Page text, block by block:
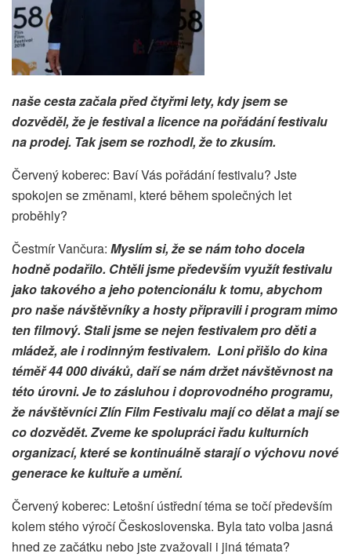
naše cesta začala před čtyřmi lety, kdy jsem se
dozvěděl, že je festival a licence na pořádání festivalu
na prodej. Tak jsem se rozhodl, že to zkusím.
Červený koberec: Baví Vás pořádání festivalu? Jste
spokojen se změnami, které během společných let
proběhly?
Čestmír Vančura: Myslím si, že se nám toho docela
hodně podařilo. Chtěli jsme především využít festivalu
jako takového a jeho potencionálu k tomu, abychom
pro naše návštěvníky a hosty připravili i program mimo
ten filmový. Stali jsme se nejen festivalem pro děti a
mládež, ale i rodinným festivalem. Loni přišlo do kina
téměř 44 000 diváků, daří se nám držet návštěvnost na
této úrovni. Je to zásluhou i doprovodného programu,
že návštěvníci Zlín Film Festivalu mají co dělat a mají se
co dozvědět. Zveme ke spolupráci řadu kulturních
organizací, které se kontinuálně starají o výchovu nové
generace ke kultuře a umění.
Červený koberec: Letošní ústřední téma se točí především
kolem stého výročí Československa. Byla tato volba jasná
hned ze začátku nebo jste zvažovali i jiná témata?